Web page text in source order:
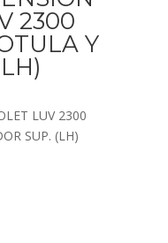
2300
Y
LUV 2300
SUP. (LH)